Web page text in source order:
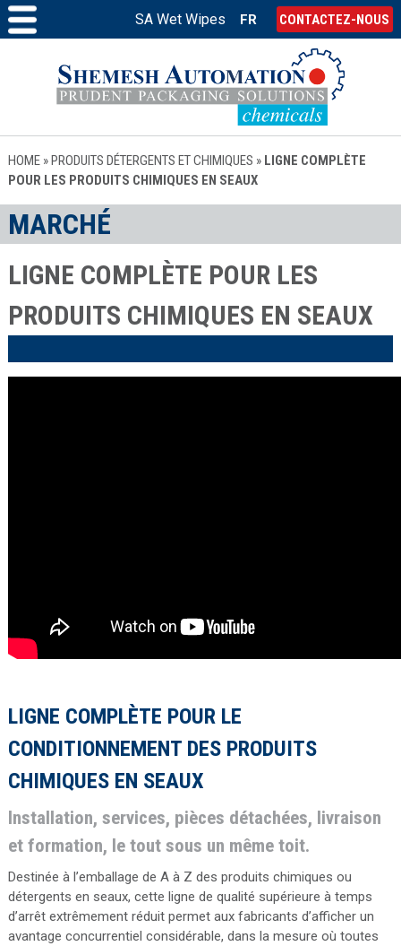
SA Wet Wipes FR CONTACTEZ-NOUS
HOME»PRODUITS DÉTERGENTS ET CHIMIQUES » LIGNE COMPLÈTE
POUR LES PRODUITS CHIMIQUES EN SEAUX
MARCHÉ
LIGNE COMPLÈTE POUR LES
PRODUITS CHIMIQUES EN SEAUX
LIGNE COMPLÈTE POUR LE
CONDITIONNEMENT DES PRODUITS
CHIMIQUES EN SEAUX
Installation, services, pièces détachées, livraison
et formation, le tout sous un même toit.
Destinée à l’emballage de A à Z des produits chimiques ou
détergents en seaux, cette ligne de qualité supérieure à temps
d’arrêt extrêmement réduit permet aux fabricants d’afficher un
avantage concurrentiel considérable, dans la mesure où toutes